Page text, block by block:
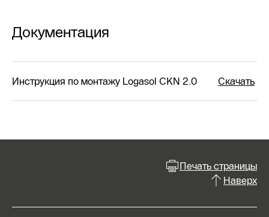
Документация
Инструкция по монтажу Logasol CKN 2.0 Скачать
Печать страницы
Наверх